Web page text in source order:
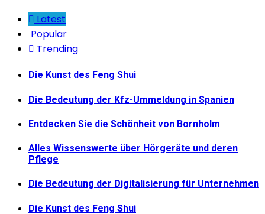
Latest
Popular
Trending
Die Kunst des Feng Shui
Die Bedeutung der Kfz-Ummeldung in Spanien
Entdecken Sie die Schönheit von Bornholm
Alles Wissenswerte über Hörgeräte und deren
Pflege
Die Bedeutung der Digitalisierung für Unternehmen
Die Kunst des Feng Shui